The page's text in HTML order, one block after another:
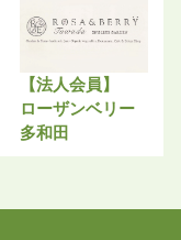
【法人会員】
ローザンベリー
多和田